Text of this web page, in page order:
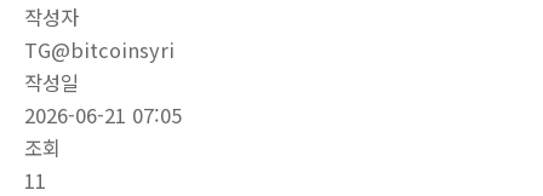
작성자
TG@bitcoinsyri
작성일
2026-06-21 07:05
조회
11